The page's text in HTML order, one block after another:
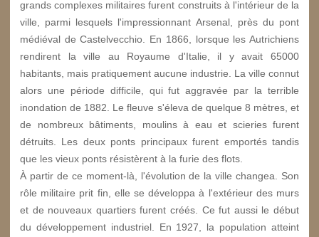
grands complexes militaires furent construits à l'intérieur de la
ville, parmi lesquels l'impressionnant Arsenal, près du pont
médiéval de Castelvecchio. En 1866, lorsque les Autrichiens
rendirent la ville au Royaume d'Italie, il y avait 65000
habitants, mais pratiquement aucune industrie. La ville connut
alors une période difficile, qui fut aggravée par la terrible
inondation de 1882. Le fleuve s'éleva de quelque 8 mètres, et
de nombreux bâtiments, moulins à eau et scieries furent
détruits. Les deux ponts principaux furent emportés tandis
que les vieux ponts résistèrent à la furie des flots.
À partir de ce moment-là, l'évolution de la ville changea. Son
rôle militaire prit fin, elle se développa à l'extérieur des murs
et de nouveaux quartiers furent créés. Ce fut aussi le début
du développement industriel. En 1927, la population atteint